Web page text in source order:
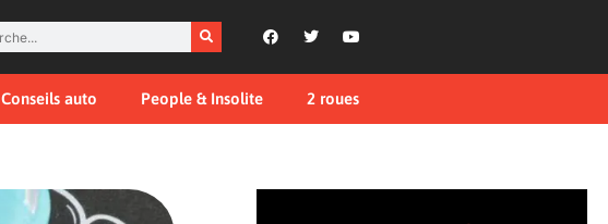
Conseils auto People & Insolite 2 roues